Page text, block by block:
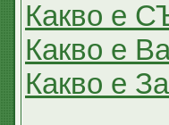
Какво е
Какво е
Какво е